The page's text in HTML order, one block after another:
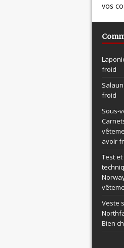
vos
froid
froid
Sous-
avoir
Test
Veste
Bien